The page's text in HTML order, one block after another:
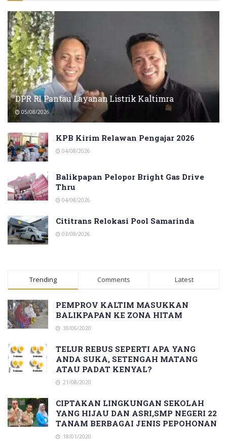
DPR RI Pantau Layanan Listrik Kaltimra
05/08/2026
KPB Kirim Relawan Pengajar 2026
04/08/2026
Balikpapan Pelopor Bright Gas Drive
Thru
04/08/2026
Cititrans Relokasi Pool Samarinda
03/08/2026
Trending Comments Latest
PEMPROV KALTIM MASUKKAN
BALIKPAPAN KE ZONA HITAM
30/06/2020
TELUR REBUS SEPERTI APA YANG
ANDA SUKA, SETENGAH MATANG
ATAU PADAT KENYAL?
21/08/2020
CIPTAKAN LINGKUNGAN SEKOLAH
YANG HIJAU DAN ASRI,SMP NEGERI 22
TANAM BERBAGAI JENIS PEPOHONAN
18/01/2020